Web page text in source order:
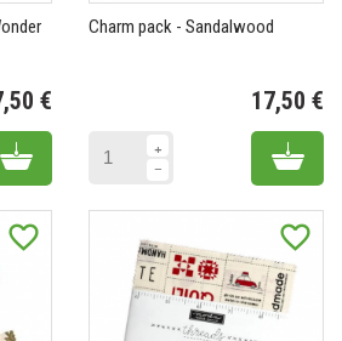
€
Add to cart
Charm pack - Sandalwood
17,50 €
Add
favorite_border favorite_border